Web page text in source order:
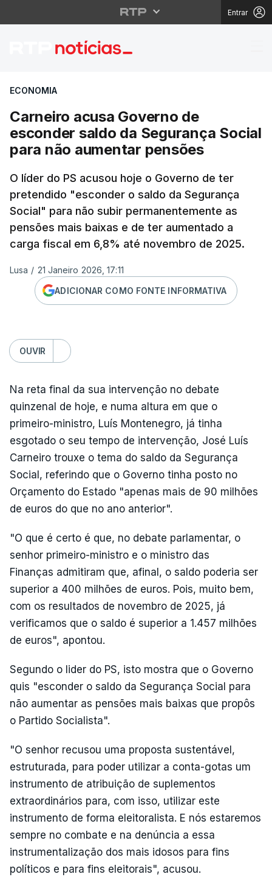
Entrar
Carneiro acusa
ECONOMIA
Carneiro acusa Governo de
esconder saldo da Segurança Social
para não aumentar pensões
O líder do PS acusou hoje o Governo de ter
pretendido "esconder o saldo da Segurança
Social" para não subir permanentemente as
pensões mais baixas e de ter aumentado a
carga fiscal em 6,8% até novembro de 2025.
Lusa / 21 Janeiro 2026, 17:11
ADICIONAR COMO FONTE INFORMATIVA
OUVIR
Na reta final da sua intervenção no debate
quinzenal de hoje, e numa altura em que o
primeiro-ministro, Luís Montenegro, já tinha
esgotado o seu tempo de intervenção, José Luís
Carneiro trouxe o tema do saldo da Segurança
Social, referindo que o Governo tinha posto no
Orçamento do Estado "apenas mais de 90 milhões
de euros do que no ano anterior".
"O que é certo é que, no debate parlamentar, o
senhor primeiro-ministro e o ministro das
Finanças admitiram que, afinal, o saldo poderia ser
superior a 400 milhões de euros. Pois, muito bem,
com os resultados de novembro de 2025, já
verificamos que o saldo é superior a 1.457 milhões
de euros", apontou.
Segundo o lider do PS, isto mostra que o Governo
quis "esconder o saldo da Segurança Social para
não aumentar as pensões mais baixas que propôs
o Partido Socialista".
"O senhor recusou uma proposta sustentável,
estruturada, para poder utilizar a conta-gotas um
instrumento de atribuição de suplementos
extraordinários para, com isso, utilizar este
instrumento de forma eleitoralista. E nós estaremos
sempre no combate e na denúncia a essa
instrumentalização dos mais idosos para fins
políticos e para fins eleitorais", acusou.